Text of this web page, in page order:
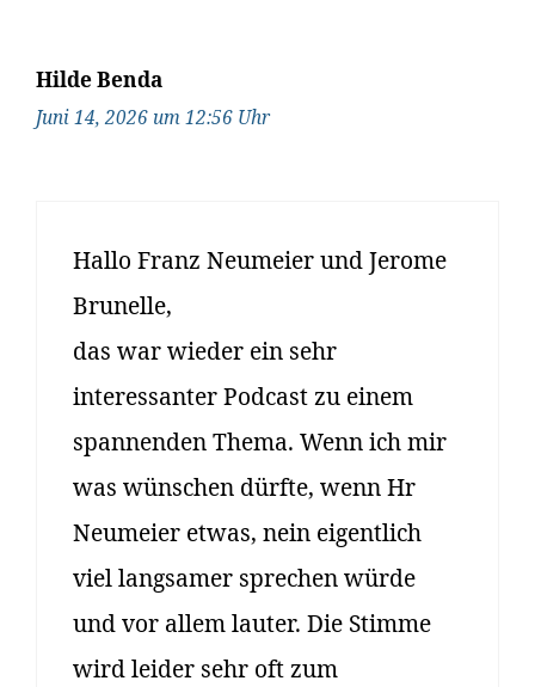
Hilde Benda
Juni 14, 2026 um 12:56 Uhr
Hallo Franz Neumeier und Jerome
Brunelle,
das war wieder ein sehr
interessanter Podcast zu einem
spannenden Thema. Wenn ich mir
was wünschen dürfte, wenn Hr
Neumeier etwas, nein eigentlich
viel langsamer sprechen würde
und vor allem lauter. Die Stimme
wird leider sehr oft zum